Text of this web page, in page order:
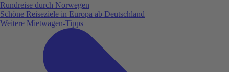
Rundreise durch Norwegen
Schöne Reiseziele in Europa ab Deutschland
Weitere Mietwagen-Tipps